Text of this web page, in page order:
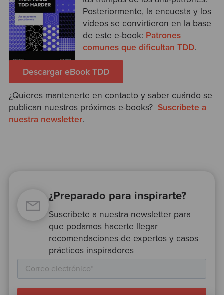
Posteriormente, la encuesta y los
vídeos se convirtieron en la base
de este e-book: Patrones
comunes que dificultan TDD.
Descargar eBook TDD
¿Quieres mantenerte en contacto y saber cuándo se
publican nuestros próximos e-books? Suscríbete a
nuestra newsletter.
¿Preparado para inspirarte?
Suscríbete a nuestra newsletter para
que podamos hacerte llegar
recomendaciones de expertos y casos
prácticos inspiradores